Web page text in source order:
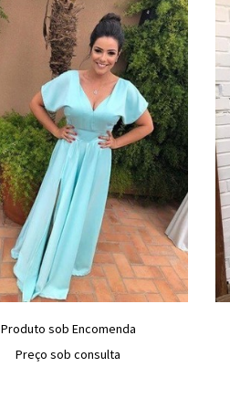
Produto sob Encomenda
Preço sob consulta